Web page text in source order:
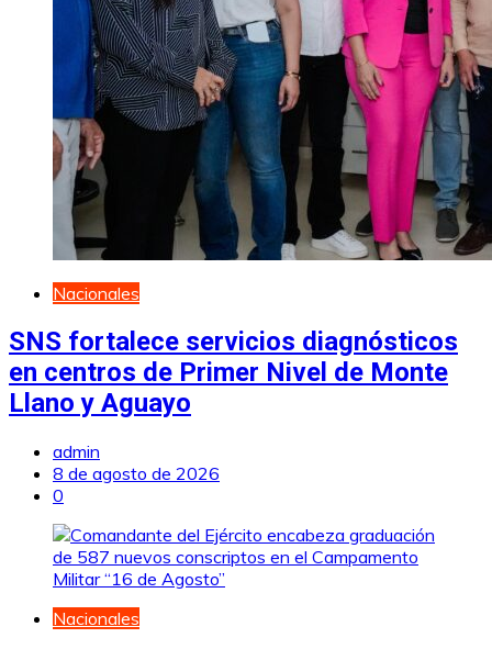
Nacionales
SNS fortalece servicios diagnósticos
en centros de Primer Nivel de Monte
Llano y Aguayo
admin
8 de agosto de 2026
0
Nacionales